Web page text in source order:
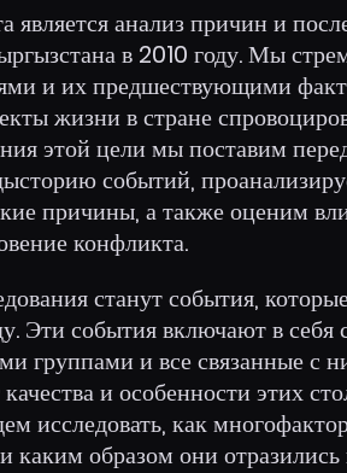
является анализ причин и
в 2010 году. Мы
и их предшествующими
жизни в стране
этой цели мы поставим
событий,
причины, а также оценим
конфликта.
станут события,
Эти события включают в
группами и все связанные с
и особенности этих
исследовать, как
каким образом они